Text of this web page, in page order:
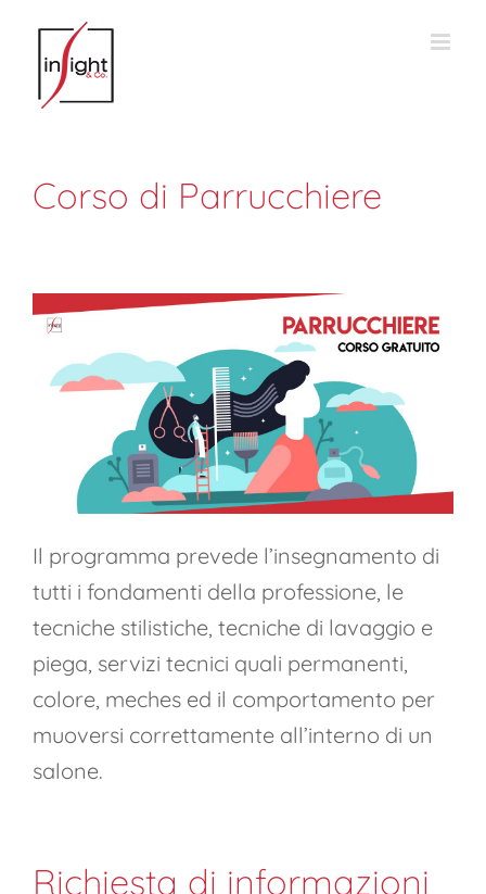
contenuto
Corso di Parrucchiere
Il programma prevede l’insegnamento di
tutti i fondamenti della professione, le
tecniche stilistiche, tecniche di lavaggio e
piega, servizi tecnici quali permanenti,
colore, meches ed il comportamento per
muoversi correttamente all’interno di un
salone.
Richiesta di informazioni